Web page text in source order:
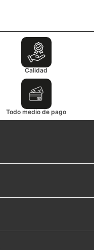
Calidad
Todo medio de pago